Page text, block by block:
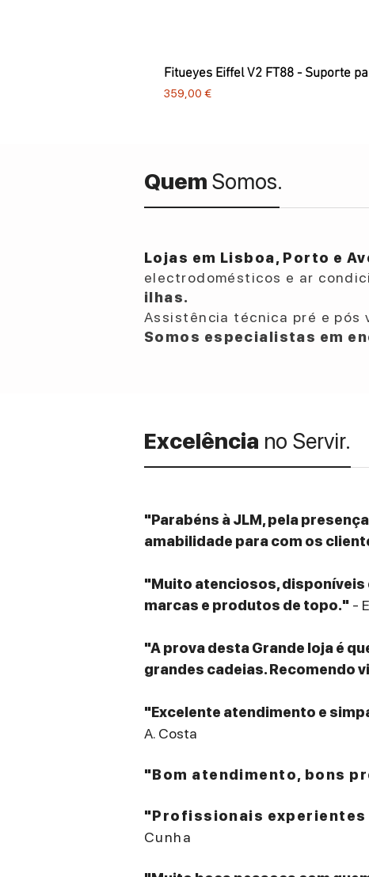
Fitueyes Eiffel V2 FT88 - Suporte
Preço
359,00 €
Quem Somos.
Lojas em Lisboa, Porto e
electrodomésticos e ar
ilhas.
Assistência técnica pré e pós
Somos especialistas em
Excelência no Servir.
"Parabéns à JLM, pela
amabilidade para com os
"Muito atenciosos, disponíveis
marcas e produtos de topo." -
"A prova desta Grande loja é
grandes cadeias. Recomendo
"Excelente atendimento e
A. Costa
"Bom atendimento, bons
"Profissionais experientes
Cunha